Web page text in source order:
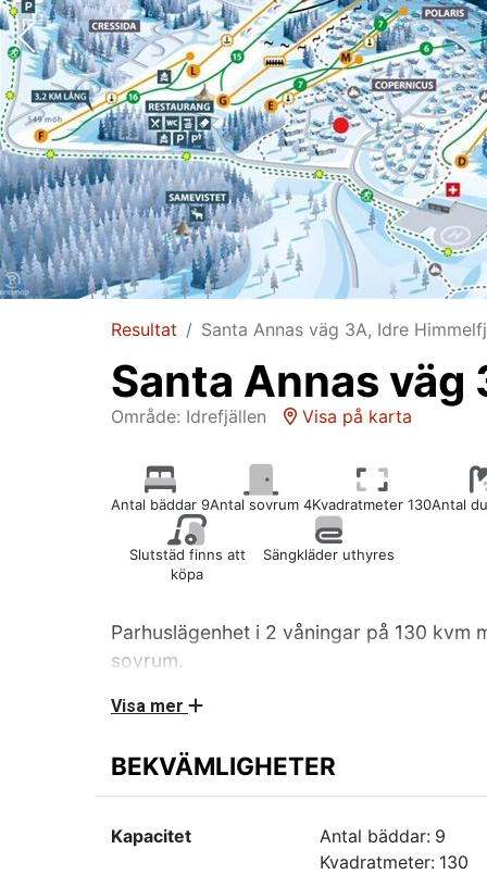
Resultat Santa Annas väg 3A, Idre
Santa Annas väg
Område: Idrefjällen Visa på karta
Antal bäddar 9Antal sovrum 4Kvadratmeter 130Antal
Slutstäd finns att
köpa
Sängkläder uthyres
Parhuslägenhet i 2 våningar på 130
sovrum.
Nedre plan inrymmer två sovrum med en
och mikro. Allrum med 3G Router och
kanaler och braskamin. WC/dusch med
Övre plan inrymmer ett allrum med
SMART TV med Chromecast. Två sovrum
Visa mer
BEKVÄMLIGHETER
Kapacitet Antal bäddar: 9
Kvadratmeter: 130